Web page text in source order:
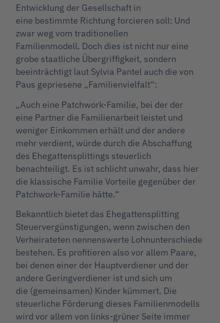
Entwicklung der Gesellschaft in
eine bestimmte Richtung forcieren soll: Und
zwar weg vom traditionellen
Familienmodell. Doch dies ist nicht nur eine
grobe staatliche Übergriffigkeit, sondern
beeinträchtigt laut Sylvia Pantel auch die von
Paus gepriesene „Familienvielfalt“:
„Auch eine Patchwork-Familie, bei der der
eine Partner die Familienarbeit leistet und
weniger Einkommen erhält und der andere
mehr verdient, würde durch die Abschaffung
des Ehegattensplittings steuerlich
benachteiligt. Es ist schlicht unwahr, dass hier
die klassische Familie Vorteile gegenüber der
Patchwork-Familie hätte.“
Bekanntlich bietet das Ehegattensplitting
Steuervergünstigungen, wenn zwischen den
Verheirateten nennenswerte Lohnunterschiede
bestehen. Es profitieren also vor allem Paare,
bei denen einer der Hauptverdiener und der
andere Geringverdiener ist und sich um
die (gemeinsamen) Kinder kümmert. Die
steuerliche Förderung dieses Familienmodells
wird vor allem von links-grüner Seite immer